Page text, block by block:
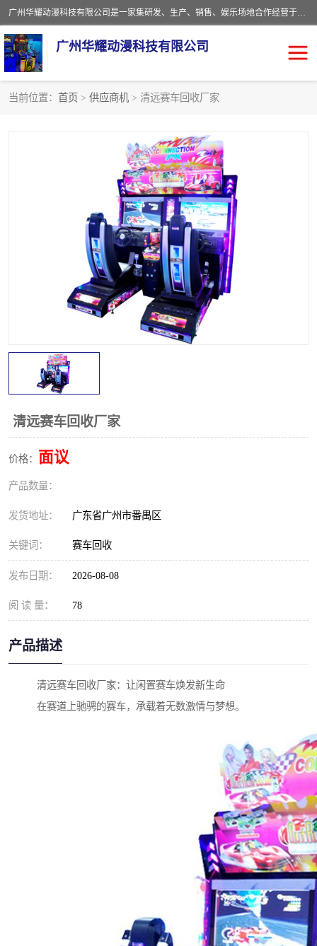
广州华耀动漫科技有限公司是一家集研发、生产、销售、娱乐场地合作经营于一体的动漫游戏公司。本公司拥有一支年轻化集研发生产到售后服务的队伍，及时地为客户提供、赚钱的产品。本公司以雄厚的实力、合理的价格、优良的服务与多家企业建立了长期的合作关系。热诚欢迎各界前来参观、考察、洽谈业务。目前公司经营的产品有：各种捕渔游戏机系列，大型模拟机系列、轮盘机系列、连线机系列、框体机系列、玛莉机系列等。
广州华耀动漫科技有限公司
当前位置： 首页 > 供应商机 > 清远赛车回收厂家
清远赛车回收厂家
价格： 面议
产品数量：
发货地址： 广东省广州市番禺区
关键词： 赛车回收
发布日期： 2026-08-08
阅 读 量： 78
产品描述
清远赛车回收厂家：让闲置赛车焕发新生命
在赛道上驰骋的赛车，承载着无数激情与梦想。
电玩城回收
儿童机回收
*机回收